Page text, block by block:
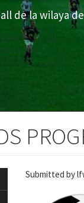
de la wilaya
Submitted by